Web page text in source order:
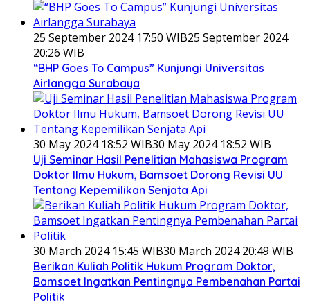
25 September 2024 17:50 WIB25 September 2024
20:26 WIB
“BHP Goes To Campus” Kunjungi Universitas
Airlangga Surabaya
30 May 2024 18:52 WIB30 May 2024 18:52 WIB
Uji Seminar Hasil Penelitian Mahasiswa Program
Doktor Ilmu Hukum, Bamsoet Dorong Revisi UU
Tentang Kepemilikan Senjata Api
30 March 2024 15:45 WIB30 March 2024 20:49 WIB
Berikan Kuliah Politik Hukum Program Doktor,
Bamsoet Ingatkan Pentingnya Pembenahan Partai
Politik